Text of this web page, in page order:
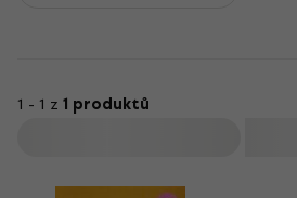
1 - 1 z 1 produktů